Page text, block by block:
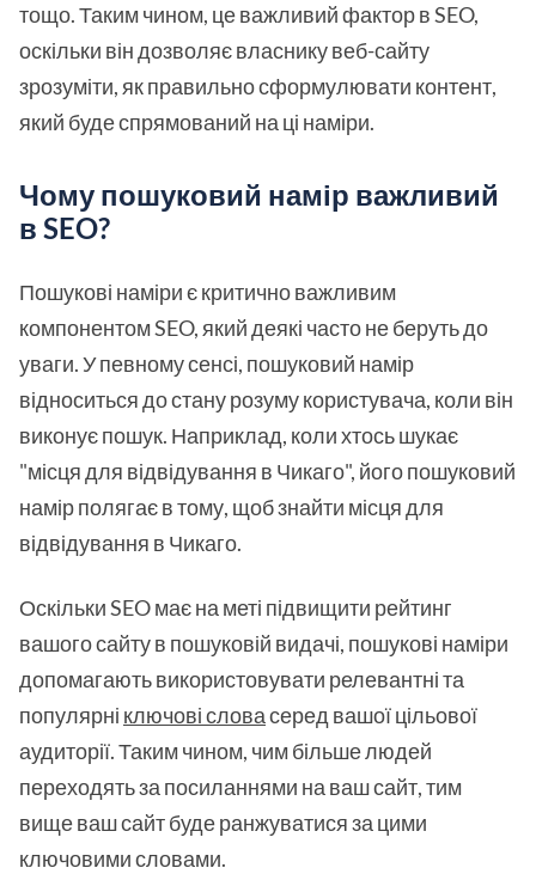
тощо. Таким чином, це важливий фактор в SEO,
оскільки він дозволяє власнику веб-сайту
зрозуміти, як правильно сформулювати контент,
який буде спрямований на ці наміри.
Чому пошуковий намір важливий
в SEO?
Пошукові наміри є критично важливим
компонентом SEO, який деякі часто не беруть до
уваги. У певному сенсі, пошуковий намір
відноситься до стану розуму користувача, коли він
виконує пошук. Наприклад, коли хтось шукає
"місця для відвідування в Чикаго", його пошуковий
намір полягає в тому, щоб знайти місця для
відвідування в Чикаго.
Оскільки SEO має на меті підвищити рейтинг
вашого сайту в пошуковій видачі, пошукові наміри
допомагають використовувати релевантні та
популярні ключові словасеред вашої цільової
аудиторії. Таким чином, чим більше людей
переходять за посиланнями на ваш сайт, тим
вище ваш сайт буде ранжуватися за цими
ключовими словами.